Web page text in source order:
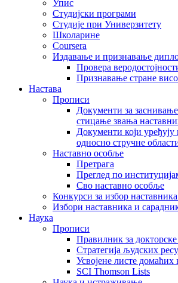
Упис
Студијски програми
Студије при Универзитету
Школарине
Coursera
Издавање и признавање
Провера
Признавање стране
Настава
Прописи
Документи за
стицање звања
Документи који
односно стручне
Наставно особље
Претрага
Преглед по
Сво наставно особље
Конкурси за избор
Избори наставника и
Наука
Прописи
Правилник за докторске
Стратегија људских
Усвојене листе домаћих
SCI Thomson Lists